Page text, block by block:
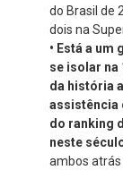
do Brasil de
dois na
• Está a um
se isolar
da história
assistência
do ranking
neste
ambos atrás